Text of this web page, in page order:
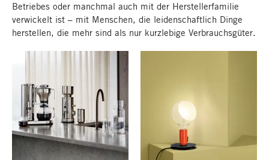
Betriebes oder manchmal auch mit der Herstellerfamilie
verwickelt ist – mit Menschen, die leidenschaftlich Dinge
herstellen, die mehr sind als nur kurzlebige Verbrauchsgüter.